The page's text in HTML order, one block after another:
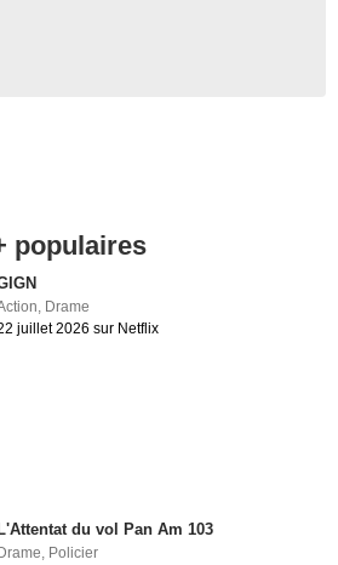
populaires
, Drame
juillet 2026 sur Netflix
L'Attentat du vol Pan Am 103
Drame, Policier